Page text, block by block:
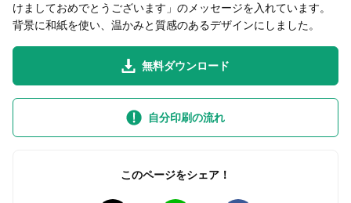
LINE無料スタンプ
けましておめでとうございます」のメッセージを入れています。
背景に和紙を使い、温かみと質感のあるデザインにしました。
無料ダウンロード
自分印刷の流れ
このページをシェア！